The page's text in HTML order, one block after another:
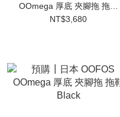
OOmega 厚底 夾腳拖 拖鞋
肌力恢復紓壓鞋 粉紅色
NT$3,680